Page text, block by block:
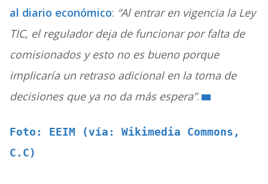
al diario económico: “Al entrar en vigencia la Ley
TIC, el regulador deja de funcionar por falta de
comisionados y esto no es bueno porque
implicaría un retraso adicional en la toma de
decisiones que ya no da más espera”.
Foto: EEIM (vía: Wikimedia Commons,
C.C)